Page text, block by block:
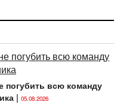
погубить всю команду
| 05.08.2026